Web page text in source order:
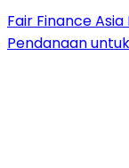
Fair Finance
Pendanaan